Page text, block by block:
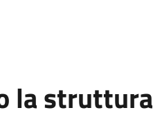
la struttura